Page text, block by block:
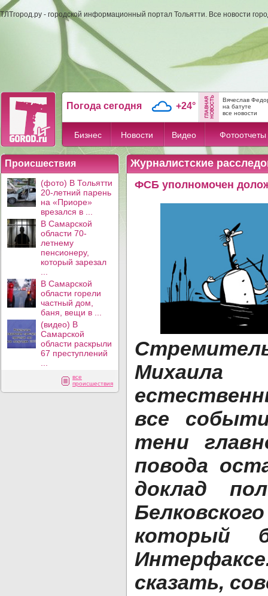
ТЛТгород.ру - городской информационный портал Тольятти. Все новости
Погода сегодня +24°
Вячеслав
на батуте
все новости
Бизнес Новости Видео Фотоотчеты
Происшествия
(фото) В Тольятти
20-летний парень
на «Приоре»
врезался в ...
В Самарской
области 70-
летнему
пенсионеру,
который зарезал
В Самарской
области горели
частный дом,
баня, вещи в ...
(видео) В
Самарской
области раскрыли
67 преступлений
все
происшествия
Журналистские
ФСБ уполномочен
все
тени
повода
доклад
который
сказать,